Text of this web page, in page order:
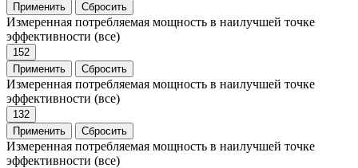
Применить
Сбросить
Измеренная потребляемая мощность в наилучшей точке
эффективности (все)
152
Применить
Сбросить
Измеренная потребляемая мощность в наилучшей точке
эффективности (все)
132
Применить
Сбросить
Измеренная потребляемая мощность в наилучшей точке
эффективности (все)